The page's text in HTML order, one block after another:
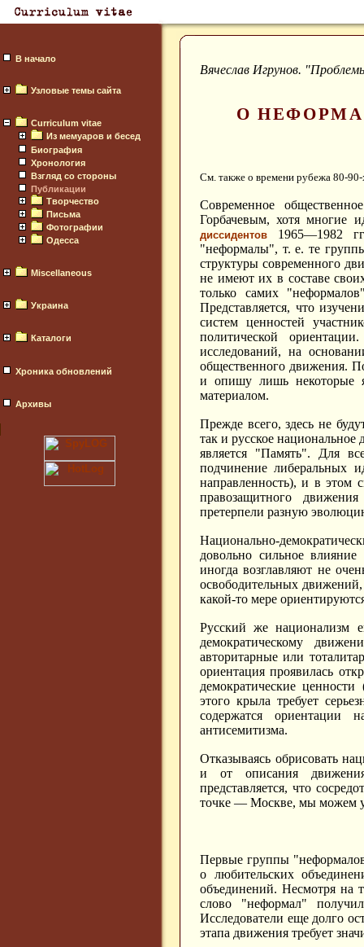
В начало
Узловые темы сайта
Curriculum vitae
Из мемуаров и бесед
Биография
Хронология
Взгляд со стороны
Публикации
Творчество
Письма
Фотографии
Одесса
Miscellaneous
Украина
Каталоги
Хроника обновлений
Архивы
Вячеслав Игрунов.
О
См. также о времени рубежа 80-
Современное
Горбачевым, хотя многие
диссидентов 1965—1982
"неформалы", т. е. те
структуры современного
не имеют их в составе
только самих
Представляется, что
систем ценностей
политической
исследований, на
общественного движения.
и опишу лишь некоторые
материалом.
Прежде всего, здесь не
так и русское
является "Память". Для
подчинение либеральных
направленность), и в этом
правозащитного
претерпели разную
Национально-
довольно сильное
иногда возглавляют не
освободительных
какой-то мере
Русский же национализм
демократическому
авторитарные или
ориентация проявилась
демократические
этого крыла требует
содержатся ориентации
антисемитизма.
Отказываясь обрисовать
и от описания
представляется, что
точке — Москве, мы можем
Первые группы
о любительских
объединений. Несмотря на
слово "неформал"
Исследователи еще долго
этапа движения требует